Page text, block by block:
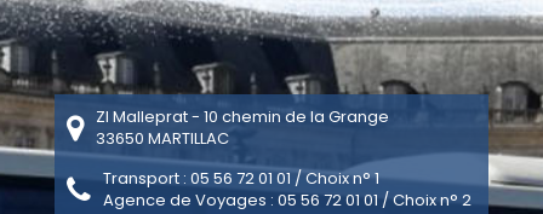
ZI Malleprat - 10 chemin de la Grange
33650 MARTILLAC
Transport : 05 56 72 01 01 / Choix n° 1
Agence de Voyages : 05 56 72 01 01 / Choix n° 2